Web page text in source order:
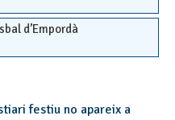
d’Empordà
festiu no apareix a